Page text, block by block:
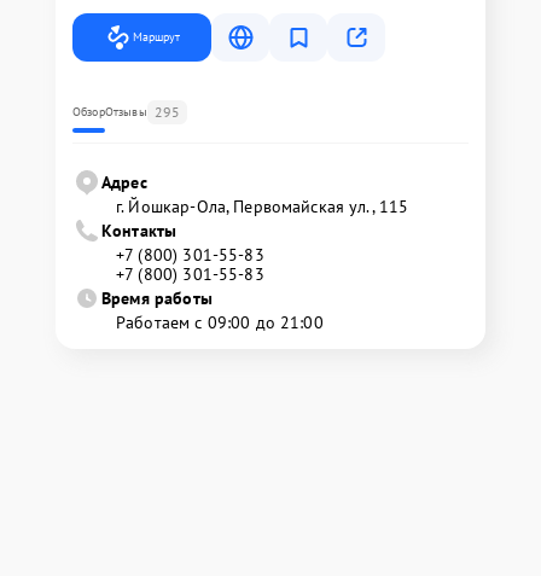
Маршрут
ОбзорОтзывы 295
Адрес
г. Йошкар-Ола, Первомайская ул., 115
Контакты
+7 (800) 301-55-83
+7 (800) 301-55-83
Время работы
Работаем с 09:00 до 21:00